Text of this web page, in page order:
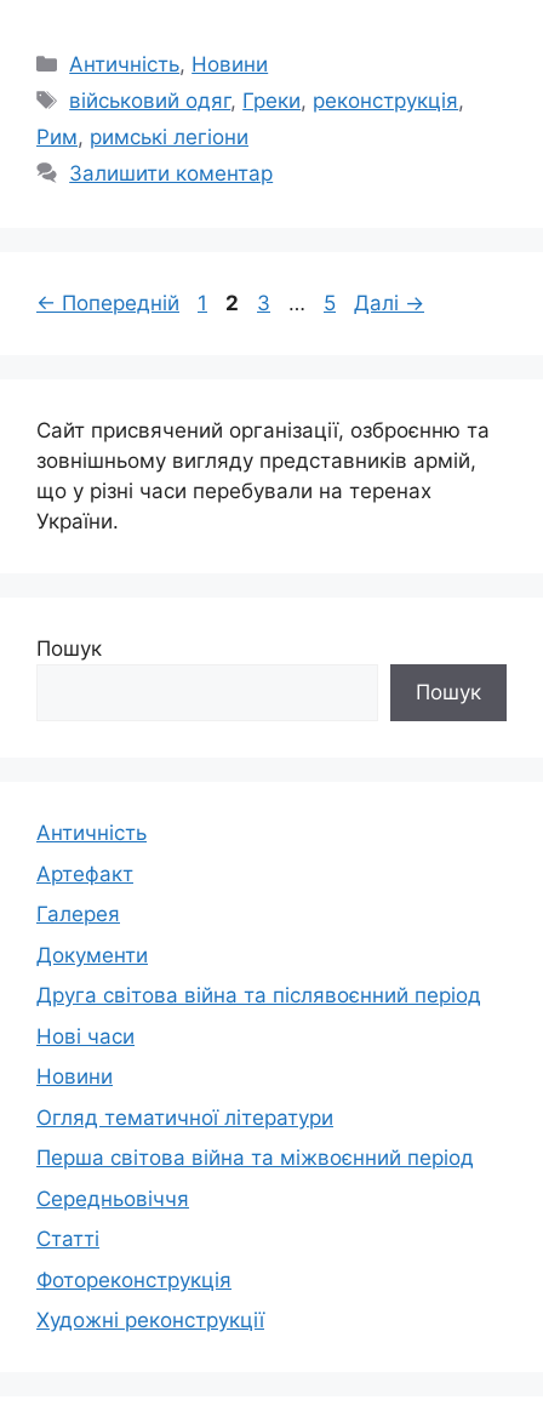
Категорії
Античність, Новини
Позначки
військовий одяг, Греки, реконструкція,
Рим, римські легіони
Залишити коментар
← Попередній Сторінка
1 Сторінка
2 Сторінка
3 … Сторінка
5 Далі →
Сайт присвячений організації, озброєнню та
зовнішньому вигляду представників армій,
що у різні часи перебували на теренах
України.
Пошук
Пошук
Античність
Артефакт
Галерея
Документи
Друга світова війна та післявоєнний період
Нові часи
Новини
Огляд тематичної літератури
Перша світова війна та міжвоєнний період
Середньовіччя
Статті
Фотореконструкція
Художні реконструкції